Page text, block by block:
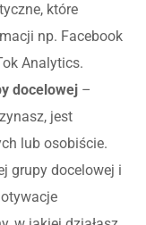
które
np. Facebook
Analytics.
docelowej –
jest
lub osobiście.
grupy docelowej i